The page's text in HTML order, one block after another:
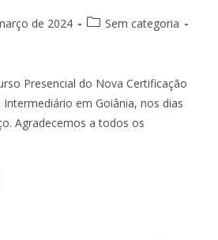
de 2024
Categoria
Sem categoria
Presencial do Nova Certificação
Intermediário em Goiânia, nos dias
Agradecemos a todos os